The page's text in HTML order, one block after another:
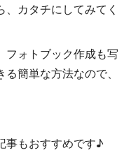
カタチにしてみてく
フォトブック作成も写
簡単な方法なので、
事もおすすめです♪